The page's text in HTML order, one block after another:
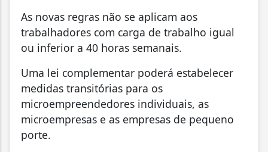
As novas regras não se aplicam aos
trabalhadores com carga de trabalho igual
ou inferior a 40 horas semanais.
Uma lei complementar poderá estabelecer
medidas transitórias para os
microempreendedores individuais, as
microempresas e as empresas de pequeno
porte.